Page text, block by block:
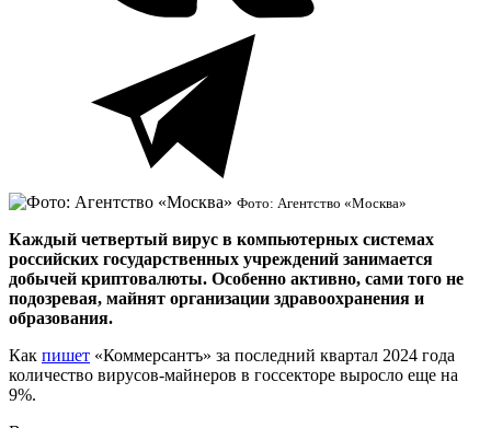
Фото: Агентство «Москва»
Каждый четвертый вирус в компьютерных системах
российских государственных учреждений занимается
добычей криптовалюты. Особенно активно, сами того не
подозревая, майнят организации здравоохранения и
образования.
Как пишет «Коммерсантъ» за последний квартал 2024 года
количество вирусов-майнеров в госсекторе выросло еще на
9%.